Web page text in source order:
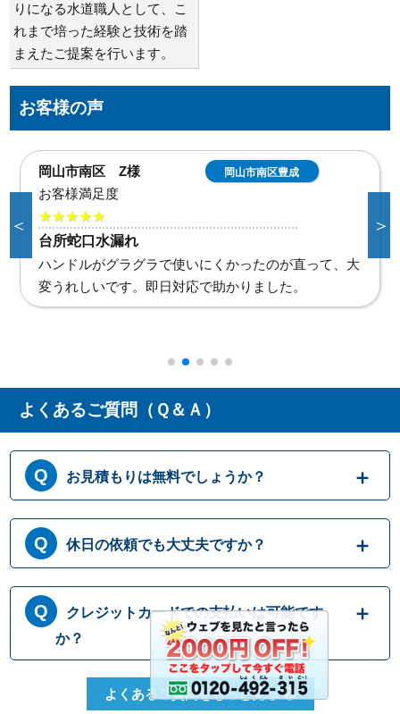
りになる水道職人として、こ
れまで培った経験と技術を踏
まえたご提案を行います。
お客様の声
倉敷市連島町連島 G
様
倉敷市連島町連
お客様満足度
★★★★★
洗面蛇口水漏れ修理
なぜ洗面台の下から水が漏れているかわからず不安で
したが、わかりやすい説明と迅速な対応で大変助かり
＜ ＞
よくあるご質問（Ｑ＆Ａ）
お見積もりは無料でしょうか？
はい、まずは専門スタッフがお伺いし実際に
目で見て現場調査を行います。確認した内容
を元に、無料でお見積もりをご提示させてい
ただきます。もしお見積り内容がご希望に沿
わない場合も、キャンセル料等は一切発生い
たしません。お見積り内容にご納得・ご署名
いただかなければ作業を行うことはございま
せんので、安心してまずはご相談ください。
休日の依頼でも大丈夫ですか？
365日営業しております。休日、祝日、年末年
始いつでも対応可能です。それにかかる追加
料金は発生しません。ご安心ください。
クレジットカードでの支払いは可能です
か？
クレジットカードのご利用は、VISA、
Master、JCBカードからお選びいただけま
よくあるご質問をもっと見る